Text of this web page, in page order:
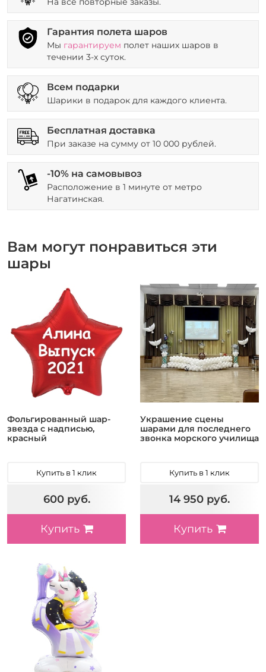
Гарантия полета шаров
Мы гарантируем полет наших шаров в
течении 3-х суток.
Всем подарки
Шарики в подарок для каждого клиента.
Бесплатная доставка
При заказе на сумму от 10 000 рублей.
-10% на самовывоз
Расположение в 1 минуте от метро
Нагатинская.
Вам могут понравиться эти
шары
Фольгированный шар-
звезда с надписью,
красный
Купить в 1 клик
600 руб.
Купить
Украшение сцены
шарами для последнего
звонка морского училища
Купить в 1 клик
14 950 руб.
Купить